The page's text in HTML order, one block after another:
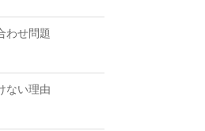
わせ問題
ない理由